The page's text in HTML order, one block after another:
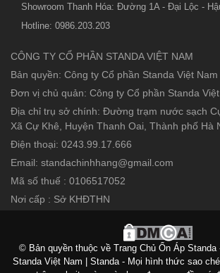
Showroom Thanh Hóa: Đường 1A - Đại Lộc -
Hotline: 0986.203.203
CÔNG TY CỔ PHẦN STANDA VIỆT NAM
Bản quyền: Công ty Cổ phần Standa Việt Nam
Đơn vị chủ quản: Công ty Cổ phần Standa
Địa chỉ trụ sở chính: Đường trạm nước sạch
Xã Cự Khê, Huyện Thanh Oai, Thành phố Hà
Điện thoại: 0243.99.17.666
Email: standachinhhang@gmail.com
Mã số thuế : 0106517052
Nơi cấp : Sở KHĐTHN
© Bản quyền thuộc về Trang Chủ Ổn Áp Standa
Standa Việt Nam | Standa - Mọi hình thức sao